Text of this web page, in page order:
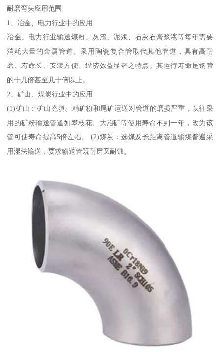
耐磨弯头应用范围
1、冶金、电力行业中的应用
冶金、电力行业输送煤粉、灰渣、泥浆、石灰石膏浆液等每年需要
消耗大量的金属管道。采用陶瓷复合管取代其他管道，具有高耐
磨、寿命长、安装方便、经济效益显著之特点。其运行寿命是钢管
的十几倍甚至几十倍以上。
2、矿山、煤炭行业中的应用
(1)矿山：矿山充填、精矿粉和尾矿运送对管道的磨损严重，以往采
用的矿粉输送管道如攀枝花、大冶矿等使用寿命不到一年，改为该
管可使寿命提高5倍左右。 (2)煤炭：选煤及长距离管道输煤普遍采
用湿法输送，要求输送管既耐磨又耐蚀。